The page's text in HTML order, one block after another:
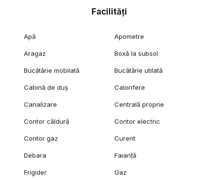
Facilități
Apă Apometre
Aragaz Boxă la subsol
Bucătărie mobilată Bucătărie utilată
Cabină de duș Calorifere
Canalizare Centrală proprie
Contor căldură Contor electric
Contor gaz Curent
Debara Faianță
Frigider Gaz